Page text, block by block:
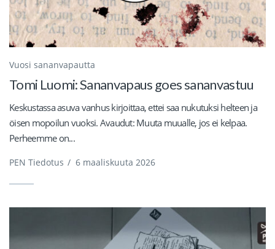
Vuosi sananvapautta
Tomi Luomi: Sananvapaus goes sananvastuu
Keskustassa asuva vanhus kirjoittaa, ettei saa nukutuksi helteen ja
öisen mopoilun vuoksi. Avaudut: Muuta muualle, jos ei kelpaa.
Perheemme on...
PEN Tiedotus / 6 maaliskuuta 2026